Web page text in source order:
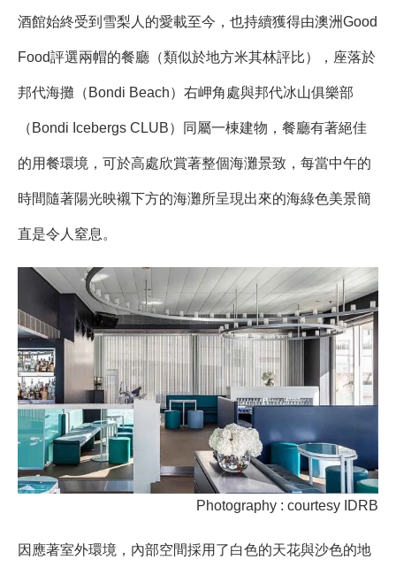
酒館始終受到雪梨人的愛載至今，也持續獲得由澳洲Good
Food評選兩帽的餐廳（類似於地方米其林評比），座落於
邦代海攤（Bondi Beach）右岬角處與邦代冰山俱樂部
（Bondi Icebergs CLUB）同屬一棟建物，餐廳有著絕佳
的用餐環境，可於高處欣賞著整個海灘景致，每當中午的
時間隨著陽光映襯下方的海灘所呈現出來的海綠色美景簡
直是令人窒息。
Photography : courtesy IDRB
因應著室外環境，內部空間採用了白色的天花與沙色的地